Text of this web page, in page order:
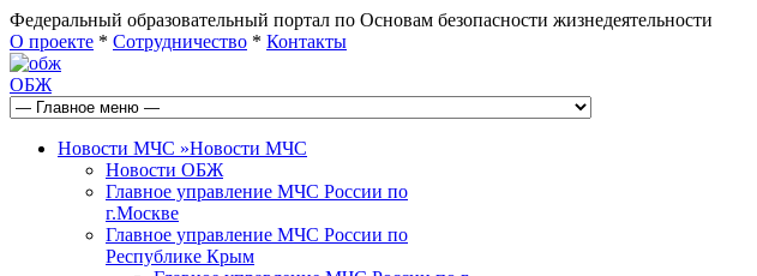
Федеральный образовательный портал по Основам безопасности жизнедеятельности
О проекте * Сотрудничество * Контакты
ОБЖ
Новости МЧС »Новости МЧС
Новости ОБЖ
Главное управление МЧС России по
г.Москве
Главное управление МЧС России по
Республике Крым